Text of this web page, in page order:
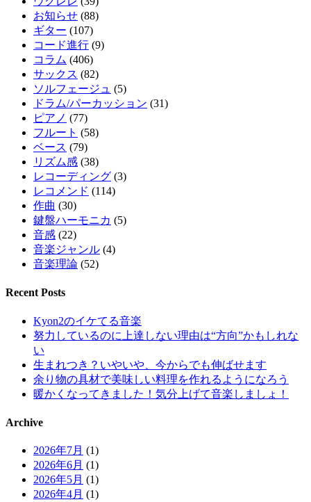
お知らせ (88)
ギター (107)
コード進行 (9)
コラム (406)
サックス (82)
ソルフェージュ (5)
ドラム/パーカッション (31)
ピアノ (77)
フルート (58)
ベース (79)
リズム感 (38)
レコーディング (3)
レコメンド (114)
作曲 (30)
鍵盤ハーモニカ (5)
音感 (22)
音楽ジャンル (4)
音楽理論 (52)
Recent Posts
Kyon2のイケてる音楽
努力しているのに上達しない理由は“方向”かもしれな
い
生まれつき？いやいや、今からでも伸ばせます
余り物の具材で美味しい料理を作れるようになろう
暖かくなってきました！気分上げて音楽しましょ！
Archive
2026年7月 (1)
2026年6月 (1)
2026年5月 (1)
2026年4月 (1)